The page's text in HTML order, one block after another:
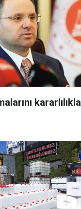
kararlılıkla